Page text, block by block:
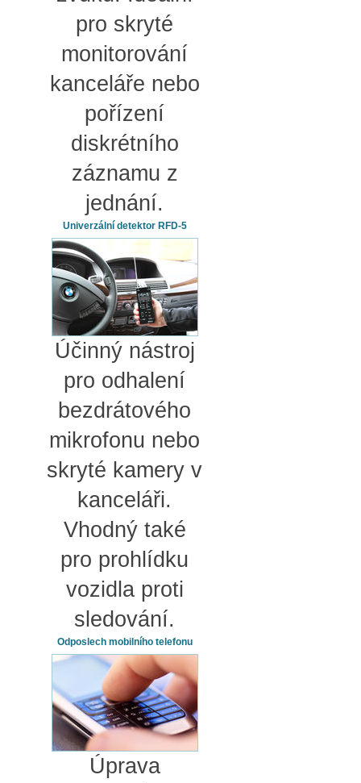
pro skryté
monitorování
kanceláře nebo
pořízení
diskrétního
záznamu z
jednání.
Univerzální detektor RFD-5
Účinný nástroj
pro odhalení
bezdrátového
mikrofonu nebo
skryté kamery v
kanceláři.
Vhodný také
pro prohlídku
vozidla proti
sledování.
Odposlech mobilního telefonu
Úprava